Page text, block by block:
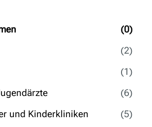
(0)
(2)
(1)
(6)
und Kinderkliniken
(5)